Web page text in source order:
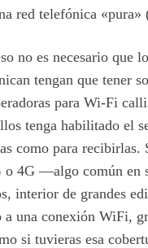
red telefónica «pura»
no es necesario que
tengan que tener
para Wi-Fi
tenga habilitado el
como para recibirlas.
o 4G —algo común en
interior de grandes
a una conexión WiFi,
si tuvieras esa